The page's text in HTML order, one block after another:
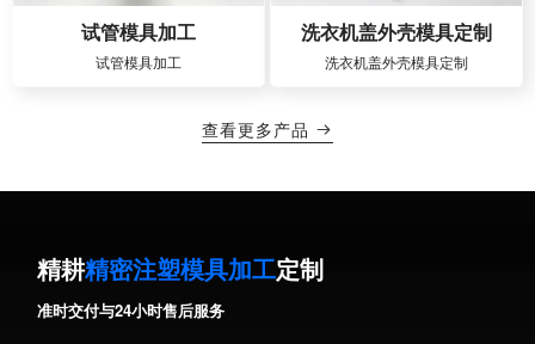
试管模具加工
试管模具加工
洗衣机盖外壳模具定制
洗衣机盖外壳模具定制
查看更多产品 
精耕精密注塑模具加工定制
准时交付与24小时售后服务